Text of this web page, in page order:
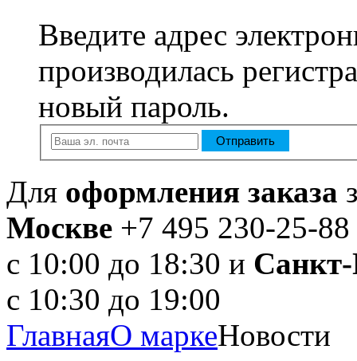
Введите адрес
производилась
новый пароль.
Отправить
Для оформления заказа
Москве +7 495 230-25-88
с 10:00 до 18:30 и Санкт-
с 10:30 до 19:00
ГлавнаяО маркеНовости